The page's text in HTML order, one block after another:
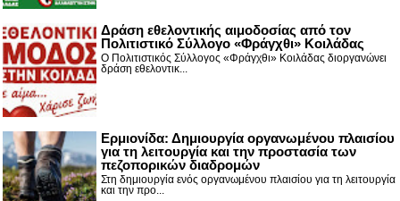
Δράση εθελοντικής αιμοδοσίας από τον
Πολιτιστικό Σύλλογο «Φράγχθι» Κοιλάδας
Ο Πολιτιστικός Σύλλογος «Φράγχθι» Κοιλάδας διοργανώνει
δράση εθελοντικ...
Ερμιονίδα: Δημιουργία οργανωμένου πλαισίου
για τη λειτουργία και την προστασία των
πεζοπορικών διαδρομών
Στη δημιουργία ενός οργανωμένου πλαισίου για τη λειτουργία
και την προ...